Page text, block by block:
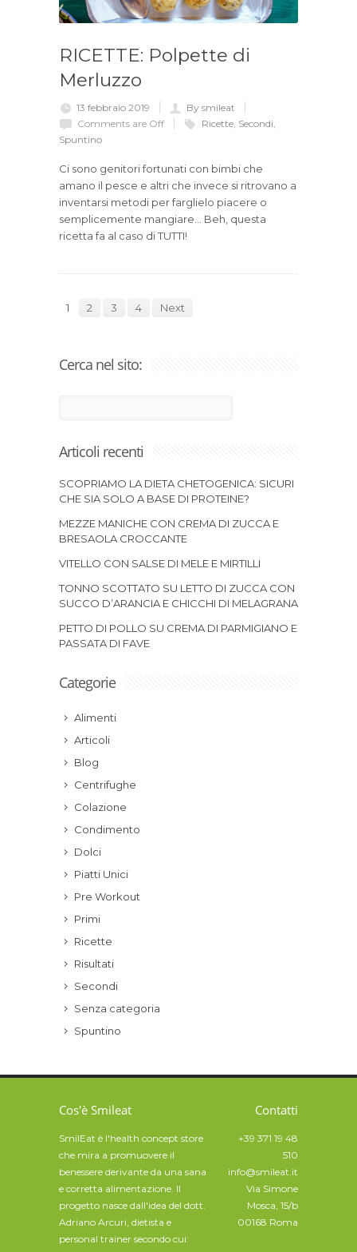
RICETTE: Polpette di
Merluzzo
13 febbraio 2019
By smileat
Comments are Off
Ricette, Secondi,
Spuntino
Ci sono genitori fortunati con bimbi che
amano il pesce e altri che invece si ritrovano a
inventarsi metodi per farglielo piacere o
semplicemente mangiare… Beh, questa
ricetta fa al caso di TUTTI!
1 2 3 4 Next
Cerca nel sito:
Articoli recenti
SCOPRIAMO LA DIETA CHETOGENICA: SICURI
CHE SIA SOLO A BASE DI PROTEINE?
MEZZE MANICHE CON CREMA DI ZUCCA E
BRESAOLA CROCCANTE
VITELLO CON SALSE DI MELE E MIRTILLI
TONNO SCOTTATO SU LETTO DI ZUCCA CON
SUCCO D’ARANCIA E CHICCHI DI MELAGRANA
PETTO DI POLLO SU CREMA DI PARMIGIANO E
PASSATA DI FAVE
Categorie
Alimenti
Articoli
Blog
Centrifughe
Colazione
Condimento
Dolci
Piatti Unici
Pre Workout
Primi
Ricette
Risultati
Secondi
Senza categoria
Spuntino
Cos'è Smileat
SmilEat è l'health concept store
che mira a promuovere il
benessere derivante da una sana
e corretta alimentazione. Il
progetto nasce dall'idea del dott.
Adriano Arcuri, dietista e
personal trainer secondo cui:
Contatti
+39 371 19 48
510
info@smileat.it
Via Simone
Mosca, 15/b
00168 Roma